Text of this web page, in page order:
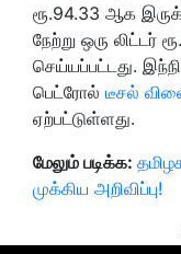
ரூ.94.33 ஆக
நேற்று ஒரு லிட்டர்
செய்யப்பட்டது.
பெட்ரோல் டீசல்
ஏற்பட்டுள்ளது.
மேலும் படிக்க:
முக்கிய அறிவிப்பு!